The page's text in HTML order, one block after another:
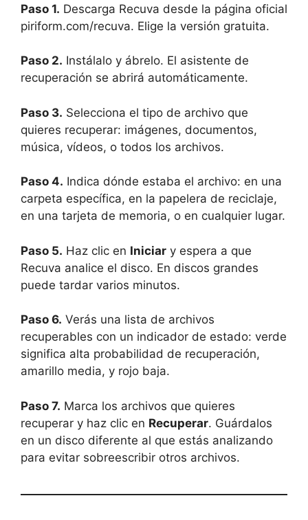
Paso 1. Descarga Recuva desde la página oficial
piriform.com/recuva. Elige la versión gratuita.
Paso 2. Instálalo y ábrelo. El asistente de
recuperación se abrirá automáticamente.
Paso 3. Selecciona el tipo de archivo que
quieres recuperar: imágenes, documentos,
música, vídeos, o todos los archivos.
Paso 4. Indica dónde estaba el archivo: en una
carpeta específica, en la papelera de reciclaje,
en una tarjeta de memoria, o en cualquier lugar.
Paso 5. Haz clic en Iniciar y espera a que
Recuva analice el disco. En discos grandes
puede tardar varios minutos.
Paso 6. Verás una lista de archivos
recuperables con un indicador de estado: verde
significa alta probabilidad de recuperación,
amarillo media, y rojo baja.
Paso 7. Marca los archivos que quieres
recuperar y haz clic en Recuperar. Guárdalos
en un disco diferente al que estás analizando
para evitar sobreescribir otros archivos.